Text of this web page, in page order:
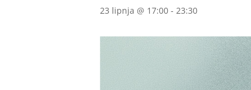
23 lipnja @ 17:00 - 23:30